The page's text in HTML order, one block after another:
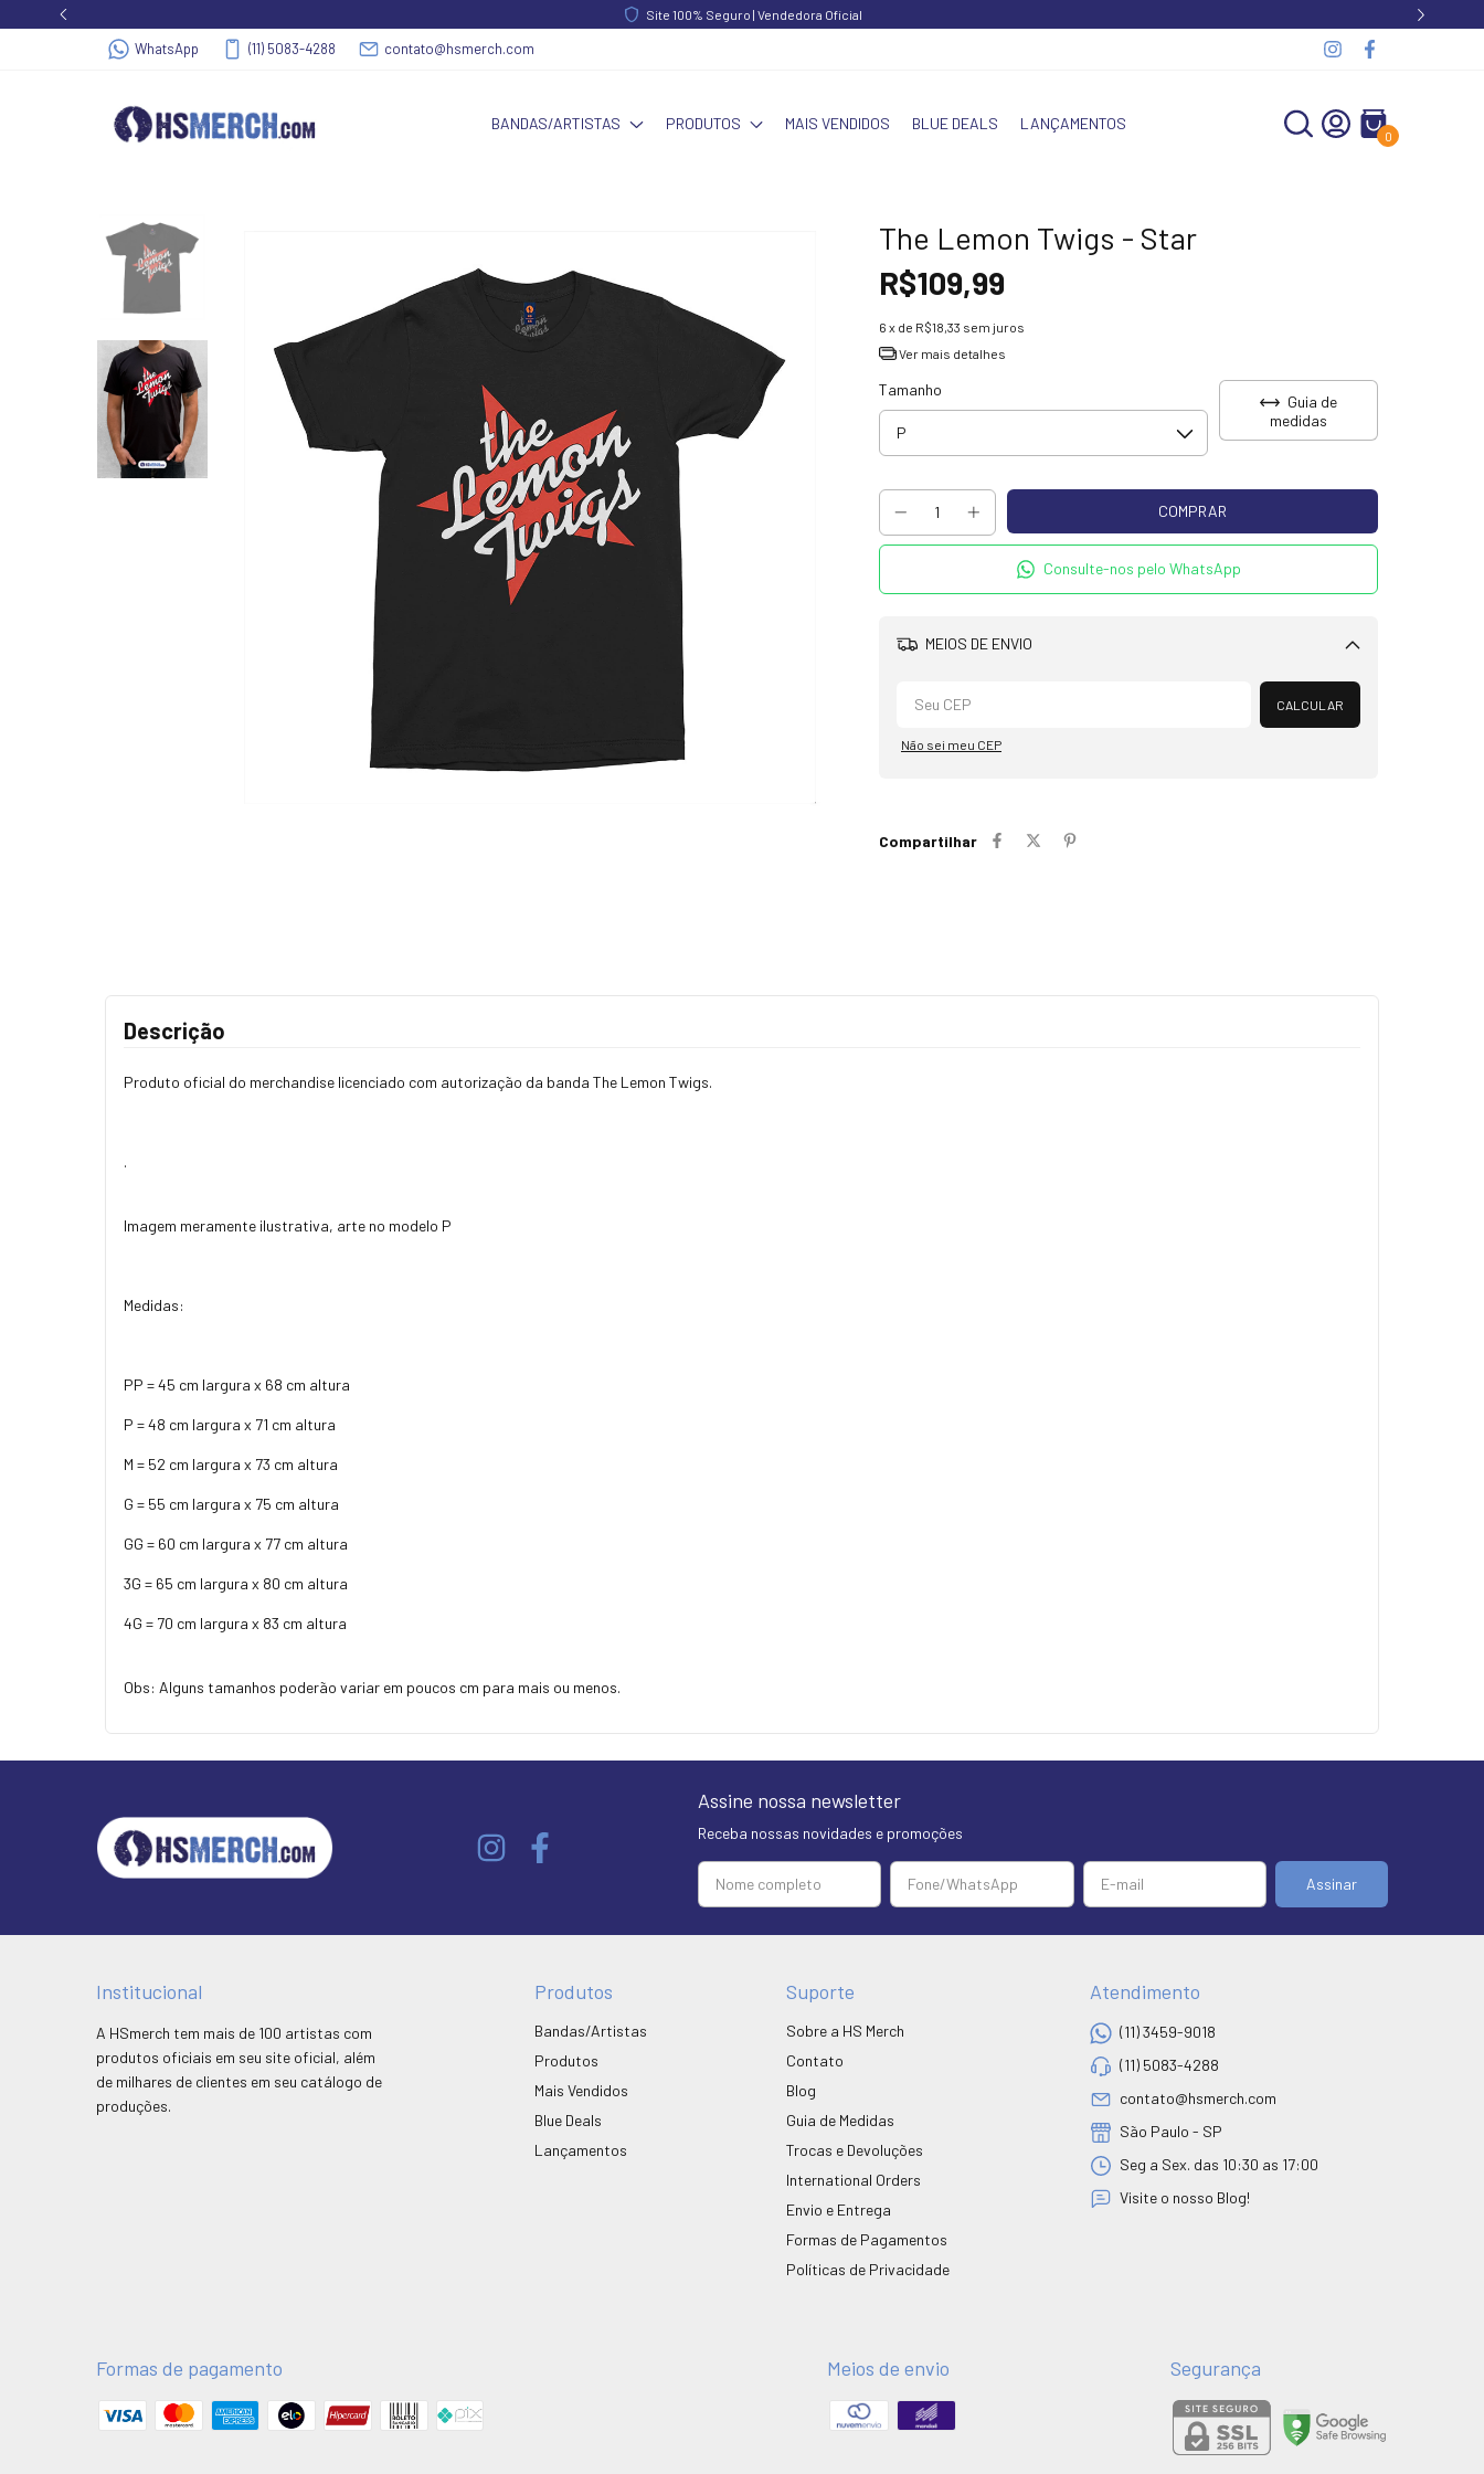
Site 100% Seguro | Vendedora Oficial
WhatsApp (11) 5083-4288 contato@hsmerch.com
BANDAS/ARTISTAS PRODUTOS MAIS VENDIDOS BLUE DEALS LANÇAMENTOS
0
The Lemon Twigs - Star
R$109,99
6 x de R$18,33 sem juros
Ver mais detalhes
Tamanho
Guia de
medidas
Consulte-nos pelo WhatsApp
MEIOS DE ENVIO
Alterar CEP
CALCULAR
Não sei meu CEP
Compartilhar
Descrição
Produto oficial do merchandise licenciado com autorização da banda The Lemon Twigs.
.
Imagem meramente ilustrativa, arte no modelo P
Medidas:
PP = 45 cm largura x 68 cm altura
P = 48 cm largura x 71 cm altura
M = 52 cm largura x 73 cm altura
G = 55 cm largura x 75 cm altura
GG = 60 cm largura x 77 cm altura
3G = 65 cm largura x 80 cm altura
4G = 70 cm largura x 83 cm altura
Obs: Alguns tamanhos poderão variar em poucos cm para mais ou menos.
Assine nossa newsletter
Receba nossas novidades e promoções
Institucional
A HSmerch tem mais de 100 artistas com
produtos oficiais em seu site oficial, além
de milhares de clientes em seu catálogo de
produções.
Produtos
Bandas/Artistas
Produtos
Mais Vendidos
Blue Deals
Lançamentos
Suporte
Sobre a HS Merch
Contato
Blog
Guia de Medidas
Trocas e Devoluções
International Orders
Envio e Entrega
Formas de Pagamentos
Políticas de Privacidade
Atendimento
(11) 3459-9018
(11) 5083-4288
contato@hsmerch.com
São Paulo - SP
Seg a Sex. das 10:30 as 17:00
Visite o nosso Blog!
Formas de pagamento Meios de envio Segurança